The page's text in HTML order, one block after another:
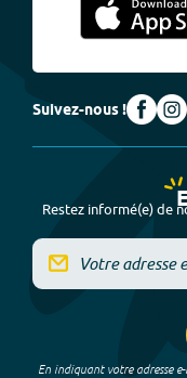
Suivez-nous !
Restez informé(e) de
En indiquant votre adresse